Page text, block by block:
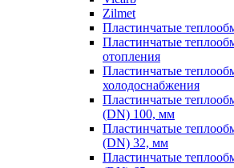
Zilmet
Пластинчатые
Пластинчатые
отопления
Пластинчатые
холодоснабжения
Пластинчатые
(DN) 100, мм
Пластинчатые
(DN) 32, мм
Пластинчатые